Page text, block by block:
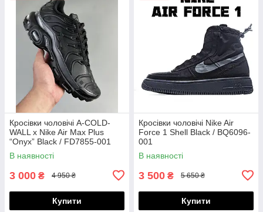
Кросівки чоловічі A-COLD-
WALL x Nike Air Max Plus
“Onyx” Black / FD7855-001
В наявності
3 000 ₴ 4 950 ₴
Купити
Кросівки чоловічі Nike Air
Force 1 Shell Black / BQ6096-
001
В наявності
3 500 ₴ 5 650 ₴
Купити